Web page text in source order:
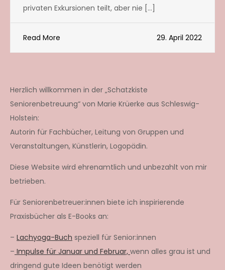
privaten Exkursionen teilt, aber nie […]
Read More 29. April 2022
Herzlich willkommen in der „Schatzkiste
Seniorenbetreuung“ von Marie Krüerke aus Schleswig-
Holstein:
Autorin für Fachbücher, Leitung von Gruppen und
Veranstaltungen, Künstlerin, Logopädin.
Diese Website wird ehrenamtlich und unbezahlt von mir
betrieben.
Für Seniorenbetreuer:innen biete ich inspirierende
Praxisbücher als E-Books an:
– Lachyoga-Buch speziell für Senior:innen
– Impulse für Januar und Februar, wenn alles grau ist und
dringend gute Ideen benötigt werden